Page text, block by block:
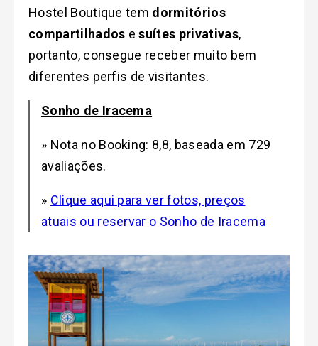
Hostel Boutique tem dormitórios
compartilhados esuítes privativas,
portanto, consegue receber muito bem
diferentes perfis de visitantes.
Sonho de Iracema
» Nota no Booking: 8,8, baseada em 729
avaliações.
» Clique aqui para ver fotos, preços
atuais ou reservar o Sonho de Iracema